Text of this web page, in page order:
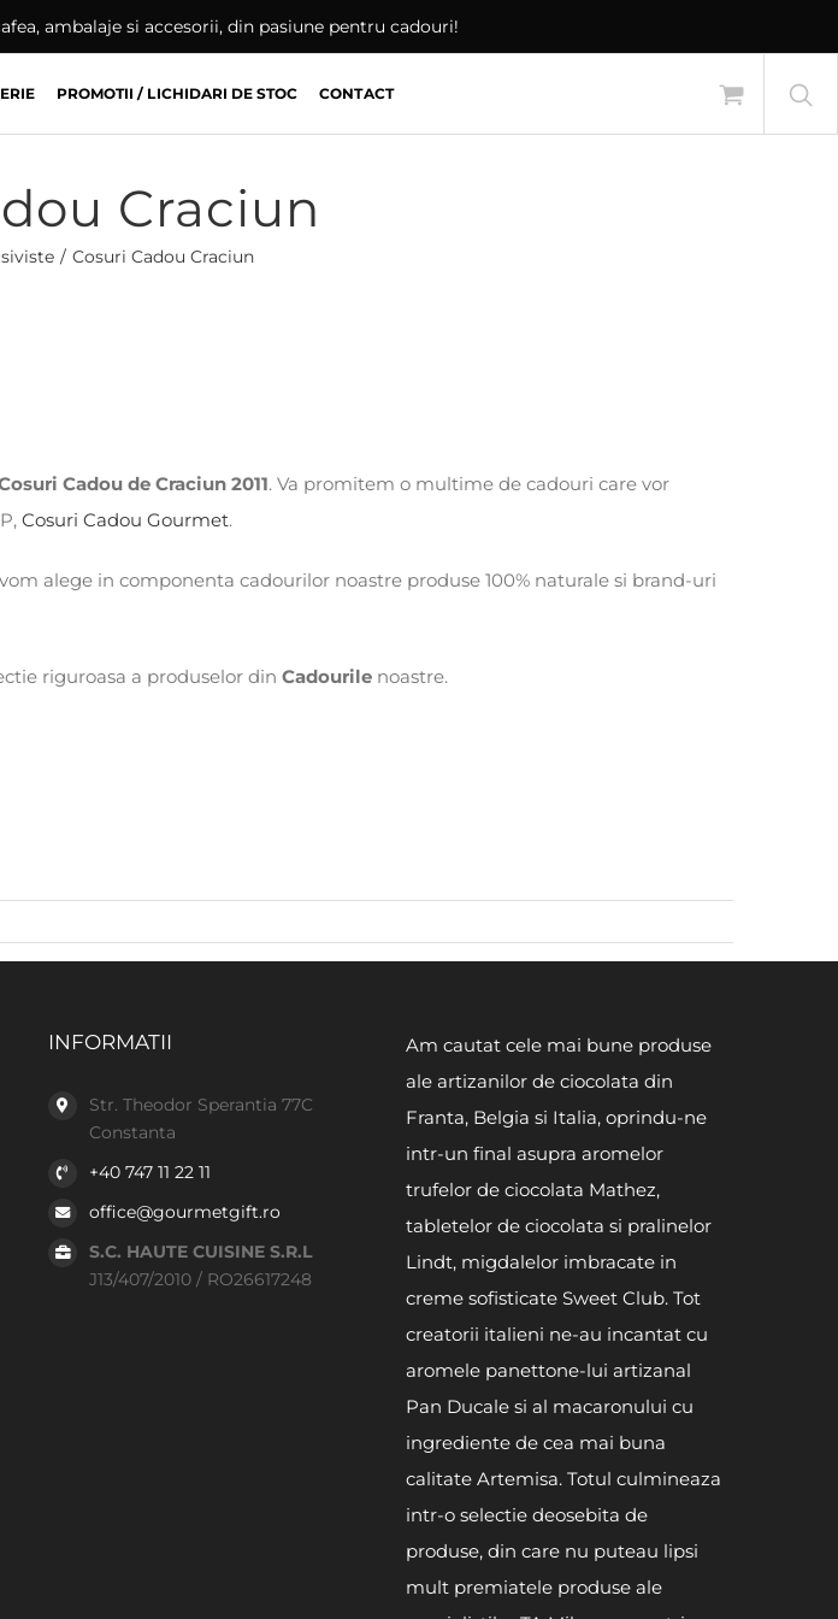
ambalaje si accesorii, din pasiune pentru cadouri!
PROMOTII / LICHIDARI DE STOC CONTACT
Craciun
Cosuri Cadou Craciun
Cadou de Craciun 2011. Va promitem o multime de cadouri care vor
Cosuri Cadou Gourmet.
alege in componenta cadourilor noastre produse 100% naturale si brand-uri
riguroasa a produselor din Cadourile noastre.
INFORMATII
Str. Theodor Sperantia 77C
Constanta
+40 747 11 22 11
office@gourmetgift.ro
S.C. HAUTE CUISINE S.R.L
J13/407/2010 / RO26617248
Am cautat cele mai bune produse
ale artizanilor de ciocolata din
Franta, Belgia si Italia, oprindu-ne
intr-un final asupra aromelor
trufelor de ciocolata Mathez,
tabletelor de ciocolata si pralinelor
Lindt, migdalelor imbracate in
creme sofisticate Sweet Club. Tot
creatorii italieni ne-au incantat cu
aromele panettone-lui artizanal
Pan Ducale si al macaronului cu
ingrediente de cea mai buna
calitate Artemisa. Totul culmineaza
intr-o selectie deosebita de
produse, din care nu puteau lipsi
mult premiatele produse ale